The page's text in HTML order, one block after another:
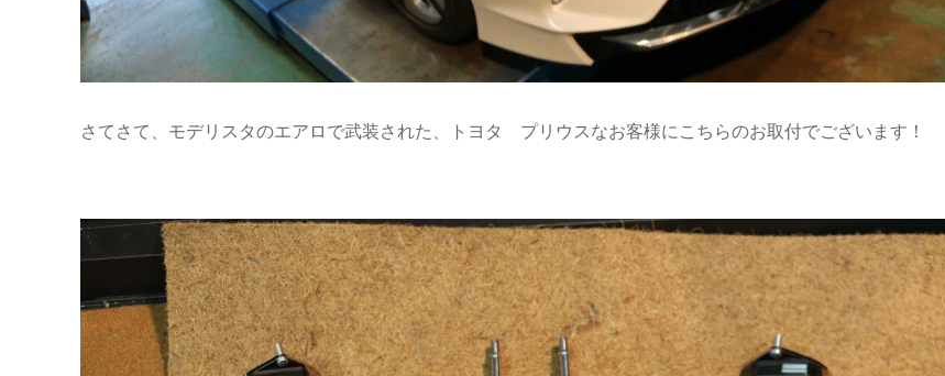
さてさて、モデリスタのエアロで武装された、トヨタ プリウスなお客様にこちらのお取付でございます！